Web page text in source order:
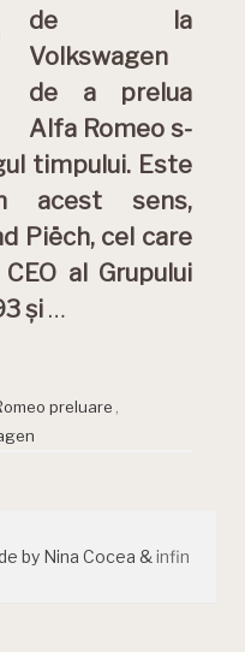
de la
Volkswagen
de a prelua
Alfa Romeo s-
timpului. Este
acest sens,
Piëch, cel care
al Grupului
și …
preluare
by Nina Cocea &infin